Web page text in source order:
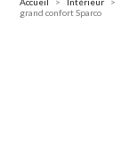
Accueil Intérieur
grand confort Sparco